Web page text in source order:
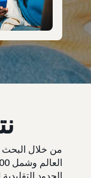
من خلال
الحدود